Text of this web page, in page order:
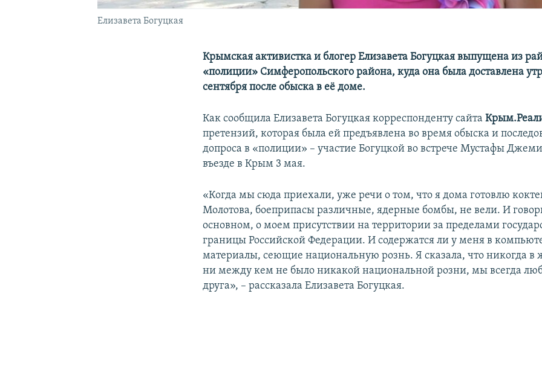
Елизавета Богуцкая
Крымская активистка и блогер Елизавета Богуцкая выпущена из
«полиции» Симферопольского района, куда она была доставлена
сентября после обыска в её доме.
Как сообщила Елизавета Богуцкая корреспонденту сайта
претензий, которая была ей предъявлена во время обыска и
допроса в «полиции» – участие Богуцкой во встрече Мустафы
въезде в Крым 3 мая.
«Когда мы сюда приехали, уже речи о том, что я дома готовлю
Молотова, боеприпасы различные, ядерные бомбы, не вели. И
основном, о моем присутствии на территории за пределами
границы Российской Федерации. И содержатся ли у меня в
материалы, сеющие национальную рознь. Я сказала, что никогда в
ни между кем не было никакой национальной розни, мы всегда
друга», – рассказала Елизавета Богуцкая.